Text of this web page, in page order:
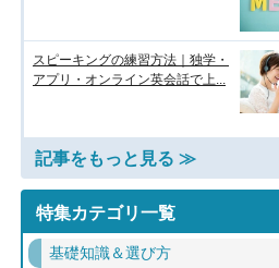
スピーキングの練習方法｜独学・
アプリ・オンライン英会話で上...
記事をもっと見る ≫
特集カテゴリ一覧
基礎知識＆選び方